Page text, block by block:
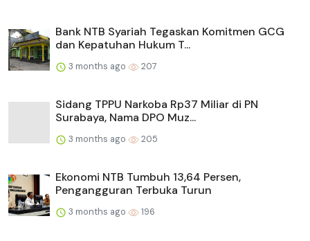
Bank NTB Syariah Tegaskan Komitmen GCG
dan Kepatuhan Hukum T...
3 months ago 207
Sidang TPPU Narkoba Rp37 Miliar di PN
Surabaya, Nama DPO Muz...
3 months ago 205
Ekonomi NTB Tumbuh 13,64 Persen,
Pengangguran Terbuka Turun
3 months ago 196